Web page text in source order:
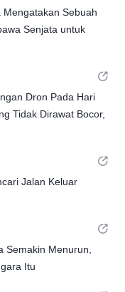
Sebuah
Senjata untuk
Dron Pada Hari
Tidak Dirawat Bocor,
Jalan Keluar
Semakin Menurun,
Itu